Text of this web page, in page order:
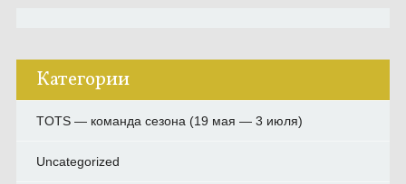
Категории
TOTS — команда сезона (19 мая — 3 июля)
Uncategorized